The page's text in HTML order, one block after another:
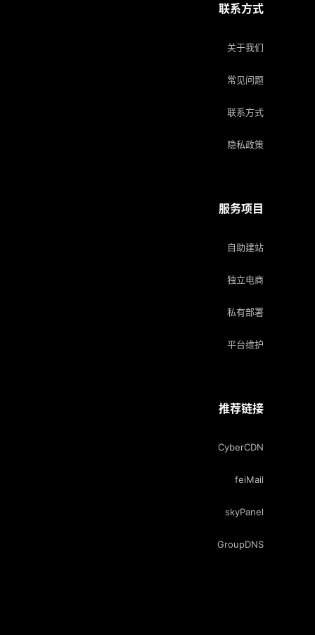
联系方式
关于我们
常见问题
联系方式
隐私政策
服务项目
自助建站
独立电商
私有部署
平台维护
推荐链接
CyberCDN
feiMail
skyPanel
GroupDNS